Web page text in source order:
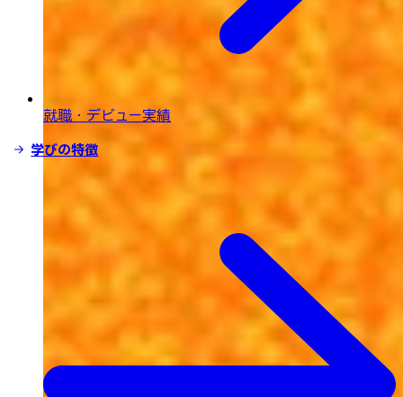
就職・デビュー実績
学びの特徴